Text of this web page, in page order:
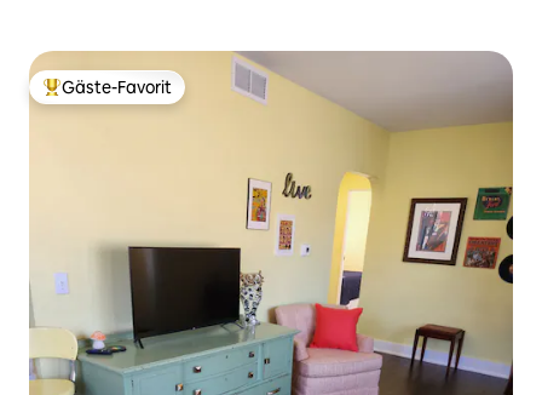
Beliebter Gäste-Favorit.
Gäste-Favorit